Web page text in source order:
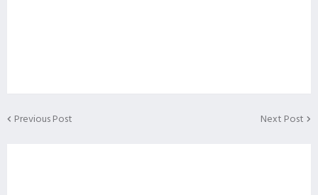
Previous Post Next Post